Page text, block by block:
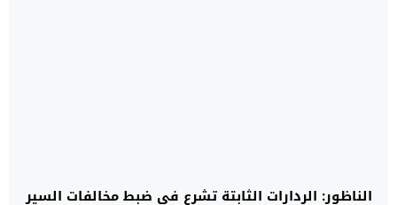
الناظور: الردارات الثابتة تشرع في ضبط مخالفات السير